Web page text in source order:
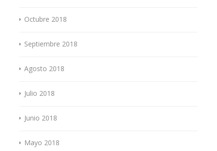
Octubre 2018
Septiembre 2018
Agosto 2018
Julio 2018
Junio 2018
Mayo 2018